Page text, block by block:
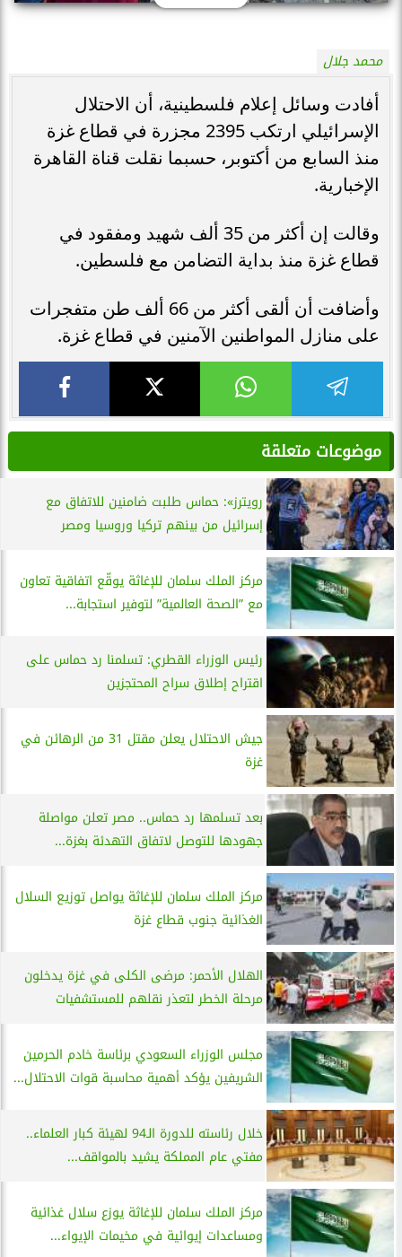
محمد جلال
أفادت وسائل إعلام فلسطينية، أن الاحتلال
الإسرائيلي ارتكب 2395 مجزرة في قطاع غزة
منذ السابع من أكتوبر، حسبما نقلت قناة القاهرة
الإخبارية.
وقالت إن أكثر من 35 ألف شهيد ومفقود في
قطاع غزة منذ بداية التضامن مع فلسطين.
وأضافت أن ألقى أكثر من 66 ألف طن متفجرات
على منازل المواطنين الآمنين في قطاع غزة.
موضوعات متعلقة
رويترز»: حماس طلبت ضامنين للاتفاق مع
إسرائيل من بينهم تركيا وروسيا ومصر
مركز الملك سلمان للإغاثة يوقّع اتفاقية تعاون
مع ”الصحة العالمية” لتوفير استجابة...
رئيس الوزراء القطري: تسلمنا رد حماس على
اقتراح إطلاق سراح المحتجزين
جيش الاحتلال يعلن مقتل 31 من الرهائن في
غزة
بعد تسلمها رد حماس.. مصر تعلن مواصلة
جهودها للتوصل لاتفاق التهدئة بغزة...
مركز الملك سلمان للإغاثة يواصل توزيع السلال
الغذائية جنوب قطاع غزة
الهلال الأحمر: مرضى الكلى في غزة يدخلون
مرحلة الخطر لتعذر نقلهم للمستشفيات
مجلس الوزراء السعودي برئاسة خادم الحرمين
الشريفين يؤكد أهمية محاسبة قوات الاحتلال...
خلال رئاسته للدورة الـ94 لهيئة كبار العلماء..
مفتي عام المملكة يشيد بالمواقف...
مركز الملك سلمان للإغاثة يوزع سلال غذائية
ومساعدات إيوائية في مخيمات الإيواء...